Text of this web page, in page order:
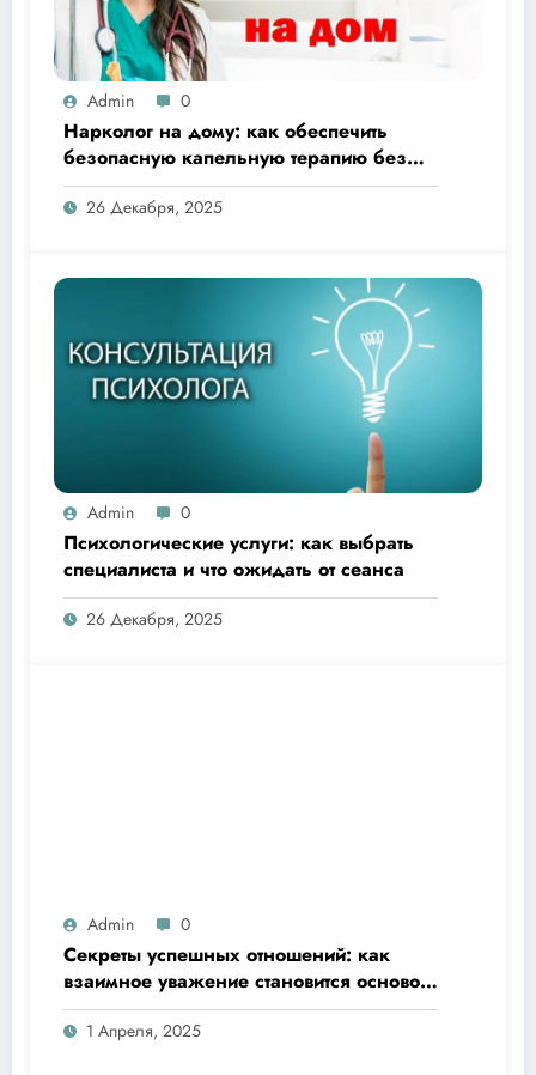
Admin 0
Нарколог на дому: как обеспечить
безопасную капельную терапию без
похода в клинику
26 Декабря, 2025
Admin 0
Психологические услуги: как выбрать
специалиста и что ожидать от сеанса
26 Декабря, 2025
Admin 0
Секреты успешных отношений: как
взаимное уважение становится основой
любви
1 Апреля, 2025